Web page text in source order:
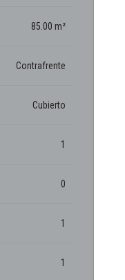
85.00 m²
Contrafrente
Cubierto
1
0
1
1